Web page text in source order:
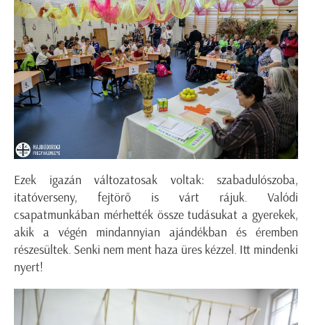
Ezek igazán változatosak voltak: szabadulószoba,
itatóverseny, fejtörő is várt rájuk. Valódi
csapatmunkában mérhették össze tudásukat a gyerekek,
akik a végén mindannyian ajándékban és éremben
részesültek. Senki nem ment haza üres kézzel. Itt mindenki
nyert!